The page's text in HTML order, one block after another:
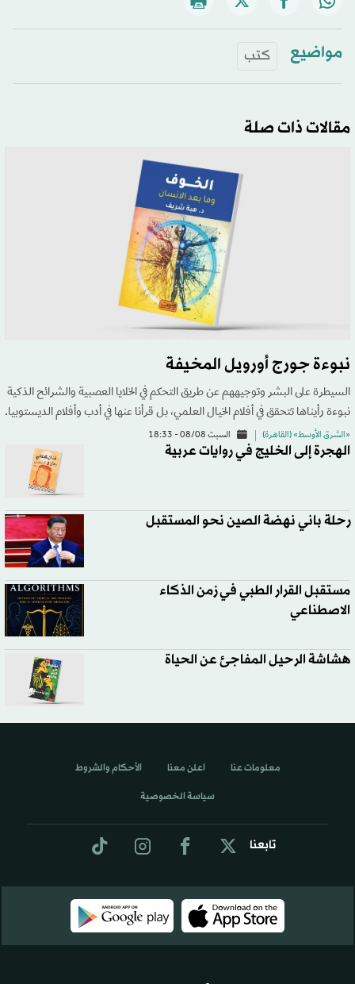
مواضيع كتب
مقالات ذات صلة
نبوءة جورج أورويل المخيفة
السيطرة على البشر وتوجيههم عن طريق التحكم في الخلايا العصبية والشرائح الذكية
نبوءة رأيناها تتحقق في أفلام الخيال العلمي، بل قرأنا عنها في أدب وأفلام الديستوبيا.
«الشرق الأوسط» (القاهرة) السبت 08/08 - 18:33
الهجرة إلى الخليج في روايات عربية
رحلة باني نهضة الصين نحو المستقبل
مستقبل القرار الطبي في زمن الذكاء
الاصطناعي
هشاشة الرحيل المفاجئ عن الحياة
تابعنا
معلومات عنا اعلن معنا الأحكام والشروط
سياسة الخصوصية